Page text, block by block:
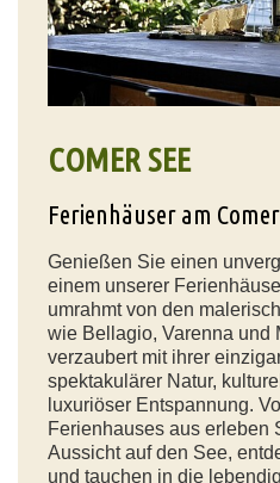
COMER SEE
Ferienhäuser am Comer
Genießen Sie einen
einem unserer
umrahmt von den
wie Bellagio, Varenna und
verzaubert mit ihrer
spektakulärer Natur,
luxuriöser Entspannung.
Ferienhauses aus erleben
Aussicht auf den See,
und tauchen in die